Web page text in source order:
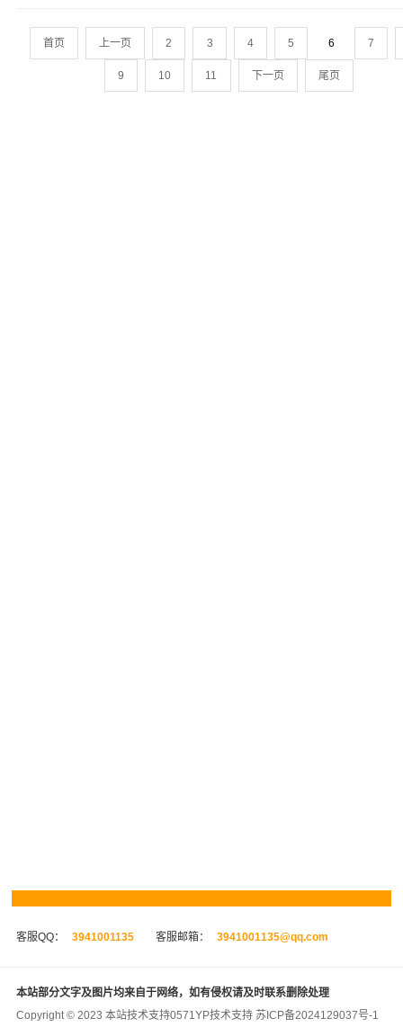
首页 上一页 2 3 4 5 6 7
9 10 11 下一页 尾页
客服QQ： 3941001135 客服邮箱： 3941001135@qq.com
本站部分文字及图片均来自于网络，如有侵权请及时联系删除处理
Copyright © 2023 本站技术支持0571YP技术支持 苏ICP备2024129037号-1